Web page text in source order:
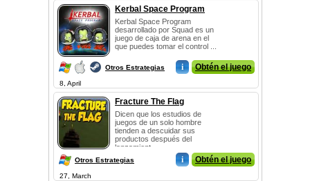
Kerbal Space Program
Kerbal Space Program
desarrollado por Squad es un
juego de caja de arena en el
que puedes tomar el control ...
Otros Estrategias i Obtén el juego
8, April
Fracture The Flag
Dicen que los estudios de
juegos de un solo hombre
tienden a descuidar sus
productos después del
lanzamient...
Otros Estrategias i Obtén el juego
27, March